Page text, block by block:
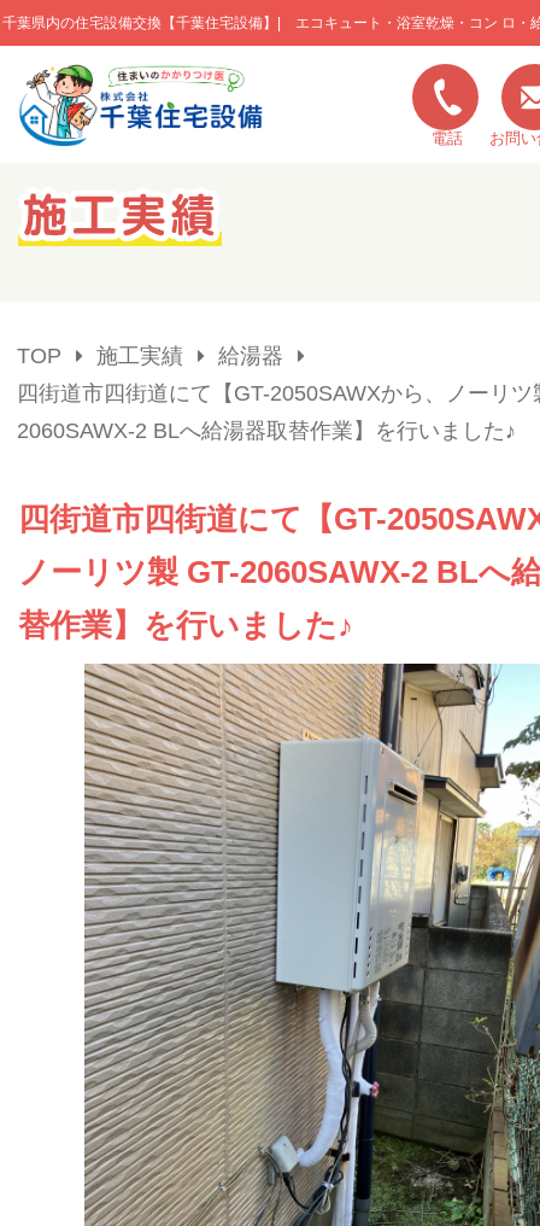
千葉県内の住宅設備交換【千葉住宅設備】| エコキュート・浴室乾燥・コン ロ・
このページの本文へ移動
電話 お問
キャンペーン一覧
会社概要
TOP 施工実績
給湯器
四街道市四街道にて【GT-2050SAWXから、ノーリツ
2060SAWX-2 BLへ給湯器取替作業】を行いました♪
四街道市四街道にて【GT-
ノーリツ製 GT-2060SAWX-2 BLへ
替作業】を行いました♪